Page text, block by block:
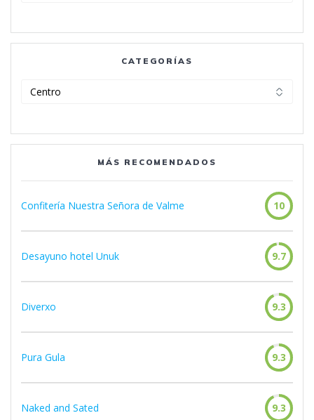
CATEGORÍAS
MÁS RECOMENDADOS
Confitería Nuestra Señora de Valme 10
Desayuno hotel Unuk 9.7
Diverxo 9.3
Pura Gula 9.3
Naked and Sated 9.3